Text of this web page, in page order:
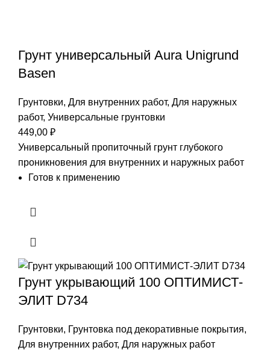
Грунт универсальный Aura Unigrund
Basen
Грунтовки, Для внутренних работ, Для наружных
работ, Универсальные грунтовки
449,00 ₽
Универсальный пропиточный грунт глубокого
проникновения для внутренних и наружных работ
Готов к применению
Грунт укрывающий 100 ОПТИМИСТ-
ЭЛИТ D734
Грунтовки, Грунтовка под декоративные покрытия,
Для внутренних работ, Для наружных работ